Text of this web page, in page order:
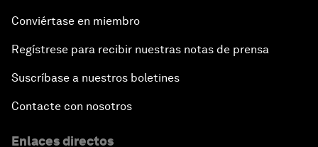
Conviértase en miembro
Regístrese para recibir nuestras notas de prensa
Suscríbase a nuestros boletines
Contacte con nosotros
Enlaces directos